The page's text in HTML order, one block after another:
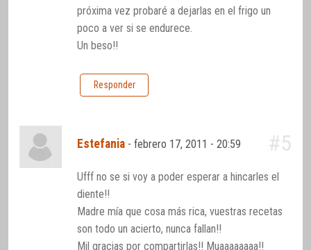
próxima vez probaré a dejarlas en el frigo un
poco a ver si se endurece.
Un beso!!
Responder
Estefania -febrero 17, 2011 - 20:59 #5
Ufff no se si voy a poder esperar a hincarles el
diente!!
Madre mía que cosa más rica, vuestras recetas
son todo un acierto, nunca fallan!!
Mil gracias por compartirlas!! Muaaaaaaaa!!